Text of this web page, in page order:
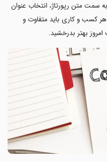
سمت متن رپورتاژ، انتخاب عنوان
کسب و کاری باید متفاوت و
امروز بهتر بدرخشید.